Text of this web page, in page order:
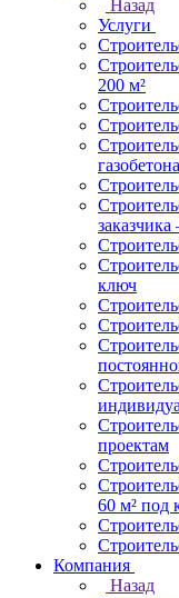
Назад
Услуги
200 м²
газобетона
ключ
проектам
60 м² под
Компания
Назад